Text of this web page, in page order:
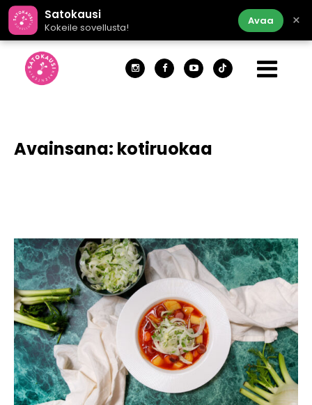
Satokausi
Kokeile sovellusta!
Avaa ×
Avainsana: kotiruokaa